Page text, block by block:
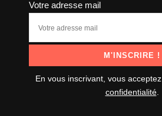
Votre adresse mail
En vous inscrivant, vous acceptez
confidentialité.